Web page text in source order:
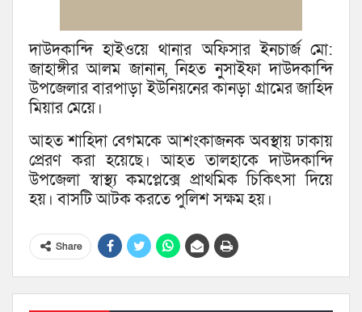
দাউদকান্দি হাইওয়ে থানার অফিসার ইনচার্জ মো:
জাহাঙ্গীর আলম জানান, নিহত নুসাইফা দাউদকান্দি
উপজেলার বারপাড়া ইউনিয়নের কানড়া গ্রামের জাহিদ
মিয়ার মেয়ে।
আহত শাহিদা বেগমকে আশংকাজনক অবস্থায় ঢাকায়
প্রেরণ করা হয়েছে। আহত তালহাকে দাউদকান্দি
উপজেলা স্বাস্থ্য কমপ্লেক্সে প্রাথমিক চিকিৎসা দিয়ে
হয়। বাসটি আটক করতে পুলিশ সক্ষম হয়।
Share